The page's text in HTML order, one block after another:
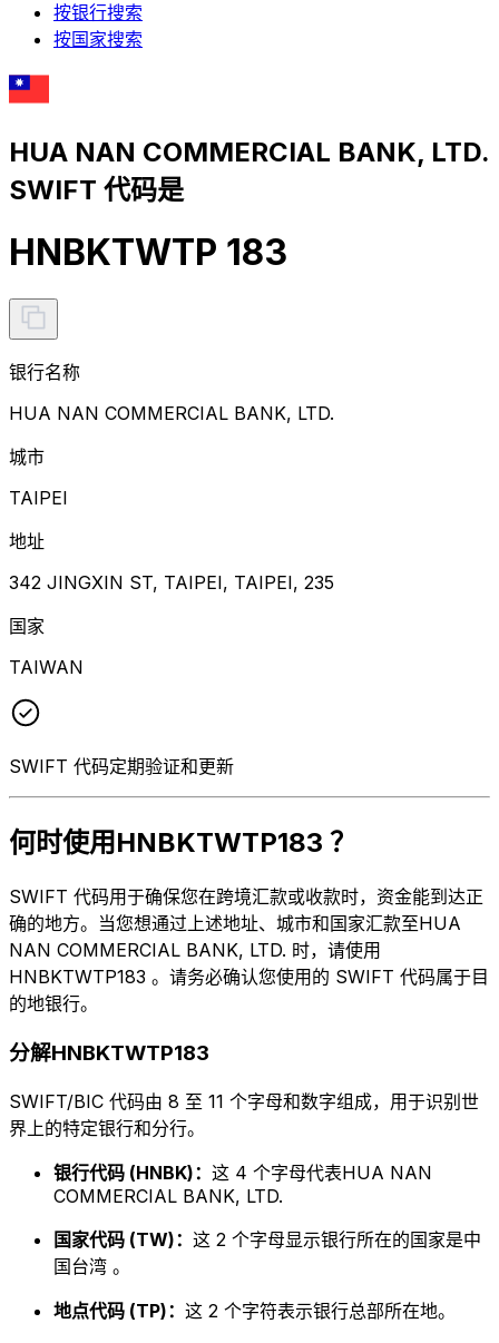
按银行搜索
按国家搜索
HUA NAN COMMERCIAL BANK, LTD.
SWIFT 代码是
HNBKTWTP 183
银行名称
HUA NAN COMMERCIAL BANK, LTD.
城市
TAIPEI
地址
342 JINGXIN ST, TAIPEI, TAIPEI, 235
国家
TAIWAN
SWIFT 代码定期验证和更新
何时使用HNBKTWTP183 ？
SWIFT 代码用于确保您在跨境汇款或收款时，资金能到达正
确的地方。当您想通过上述地址、城市和国家汇款至HUA
NAN COMMERCIAL BANK, LTD. 时，请使用
HNBKTWTP183 。请务必确认您使用的 SWIFT 代码属于目
的地银行。
分解HNBKTWTP183
SWIFT/BIC 代码由 8 至 11 个字母和数字组成，用于识别世
界上的特定银行和分行。
银行代码 (HNBK)： 这 4 个字母代表HUA NAN
COMMERCIAL BANK, LTD.
国家代码 (TW)： 这 2 个字母显示银行所在的国家是中
国台湾 。
地点代码 (TP)： 这 2 个字符表示银行总部所在地。